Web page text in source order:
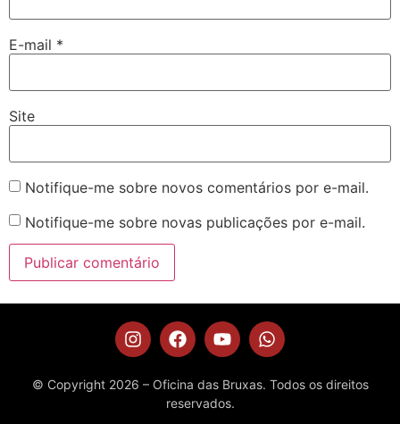
E-mail *
Site
Notifique-me sobre novos comentários por e-mail.
Notifique-me sobre novas publicações por e-mail.
© Copyright 2026 – Oficina das Bruxas. Todos os direitos
reservados.